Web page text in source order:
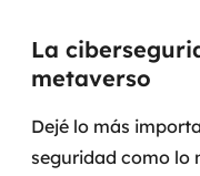
La
metaverso
Dejé lo más
seguridad como lo